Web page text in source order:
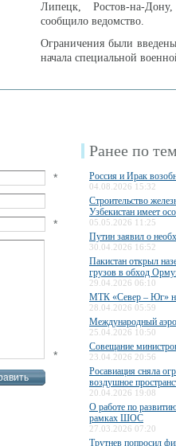
Липецк, Ростов-на-
сообщило ведомство.
Ограничения были
начала специальной
*
*
*
Ранее по
Россия и Ирак
04.08.2026 15:32
Строительство
Узбекистан имеет
05.05.2026 11:25
Путин заявил о
30.04.2026 16:52
Пакистан открыл
грузов в обход
29.04.2026 06:10
МТК «Север – Юг»
28.04.2026 05:59
Международный
25.04.2026 10:50
Совещание
23.04.2026 20:56
Росавиация сняла
воздушное
20.04.2026 19:08
О работе по
рамках ШОС
27.03.2026 07:20
Трутнев попросил